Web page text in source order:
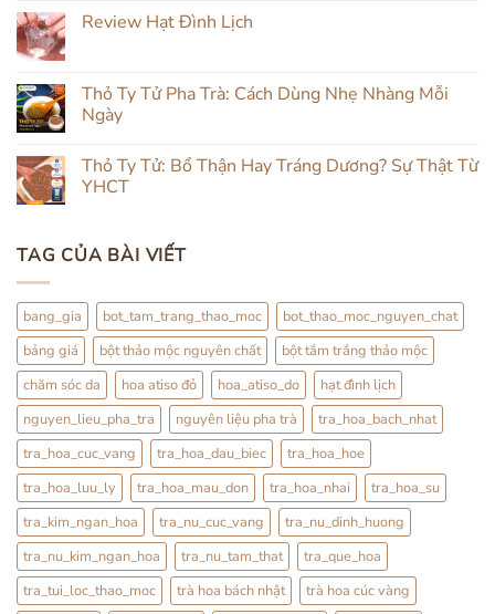
Mụn
Đắp
Mặt
&
Mộc
bình
Từ
Trong
Ra
Đình
Lịch
Kết
Review Hạt Đình Lịch
luận
Review
Lịch
Thỏ Ty Tử Pha Trà: Cách Dùng Nhẹ Nhàng Mỗi
Ngày
bình
luận
Pha
Trà:
Nhẹ
Nhàng
Mỗi
Ngày
Thỏ Ty Tử: Bổ Thận Hay Tráng Dương? Sự Thật Từ
YHCT
luận
ở
Tử:
Bổ
Thận
Hay
Tráng
Dương?
Sự
Thật
Từ
YHCT
TAG CỦA BÀI VIẾT
bang_gia bot_tam_trang_thao_moc
bot_thao_moc_nguyen_chat
bảng giá
bột thảo mộc nguyên chất
bột tắm trắng thảo mộc
chăm sóc da
hoa atiso đỏ hoa_atiso_do
hạt đình lịch
nguyen_lieu_pha_tra
nguyên liệu pha trà
tra_hoa_bach_nhat
tra_hoa_cuc_vang
tra_hoa_dau_biec
tra_hoa_hoe
tra_hoa_luu_ly
tra_hoa_mau_don tra_hoa_nhai
tra_hoa_su
tra_kim_ngan_hoa
tra_nu_cuc_vang
tra_nu_dinh_huong
tra_nu_kim_ngan_hoa
tra_nu_tam_that
tra_que_hoa
tra_tui_loc_thao_moc
trà hoa bách nhật
trà hoa cúc vàng